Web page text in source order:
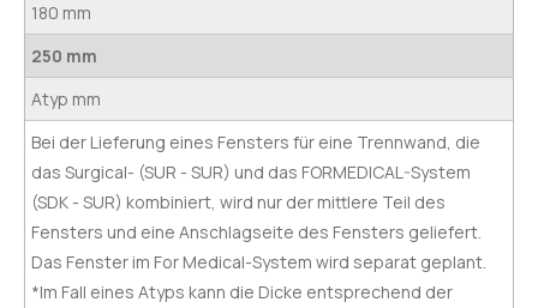
180 mm
250 mm
Atyp mm
Bei der Lieferung eines Fensters für eine Trennwand, die
das Surgical- (SUR - SUR) und das FORMEDICAL-System
(SDK - SUR) kombiniert, wird nur der mittlere Teil des
Fensters und eine Anschlagseite des Fensters geliefert.
Das Fenster im For Medical-System wird separat geplant.
*Im Fall eines Atyps kann die Dicke entsprechend der